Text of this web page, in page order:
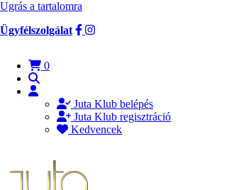
Ugrás a tartalomra
Ügyfélszolgálat
0
Juta Klub belépés
Juta Klub regisztráció
Kedvencek